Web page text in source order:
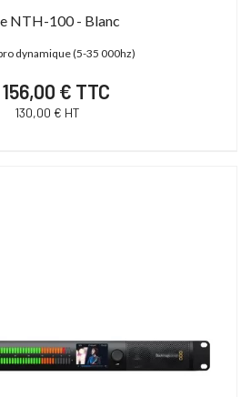
NTH-100 - Blanc
dynamique (5-35 000hz)
156,00 € TTC
130,00 € HT